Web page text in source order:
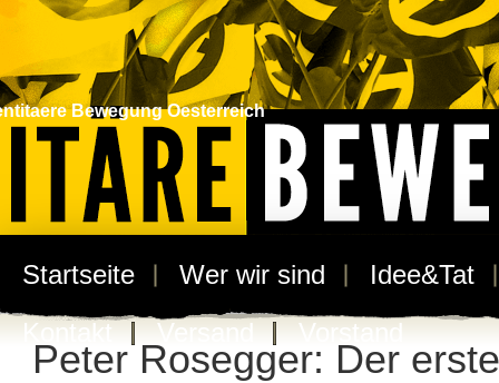
Bewegung Oesterreich
Startseite Wer wir sind
Idee&Tat
Kontakt
Versand Vorstand
Peter Rosegger: Der erste